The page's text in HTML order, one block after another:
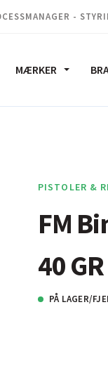
-
MÆRKER
PISTOLER &
FM
40 GR
PÅ LAGER/